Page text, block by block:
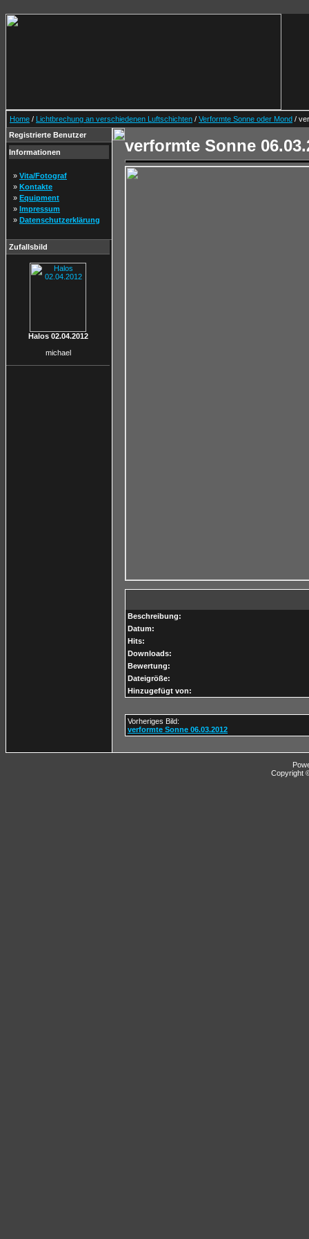
Home / Lichtbrechung an verschiedenen Luftschichten / Verformte Sonne oder Mond /
Registrierte Benutzer
Informationen
» Vita/Fotograf
» Kontakte
» Equipment
» Impressum
» Datenschutzerklärung
Zufallsbild
Halos 02.04.2012
michael
verformte Sonne
Beschreibung:
Datum:
Hits:
Downloads:
Bewertung:
Dateigröße:
Hinzugefügt von:
Vorheriges Bild:
verformte Sonne 06.03.2012
Copyright